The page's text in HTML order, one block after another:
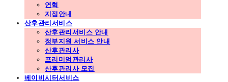
연혁
지점안내
산후관리서비스
산후관리서비스 안내
정부지원 서비스 안내
산후관리사
프리미엄관리사
산후관리사 모집
베이비시터서비스